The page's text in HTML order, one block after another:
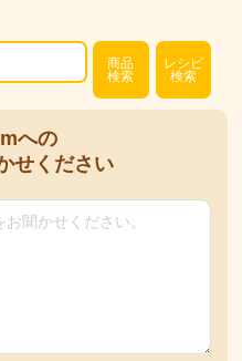
商品
検索
レシピ
検索
への
せください